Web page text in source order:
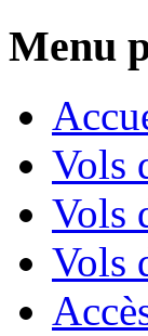
Menu
Vols
Vols
Vols